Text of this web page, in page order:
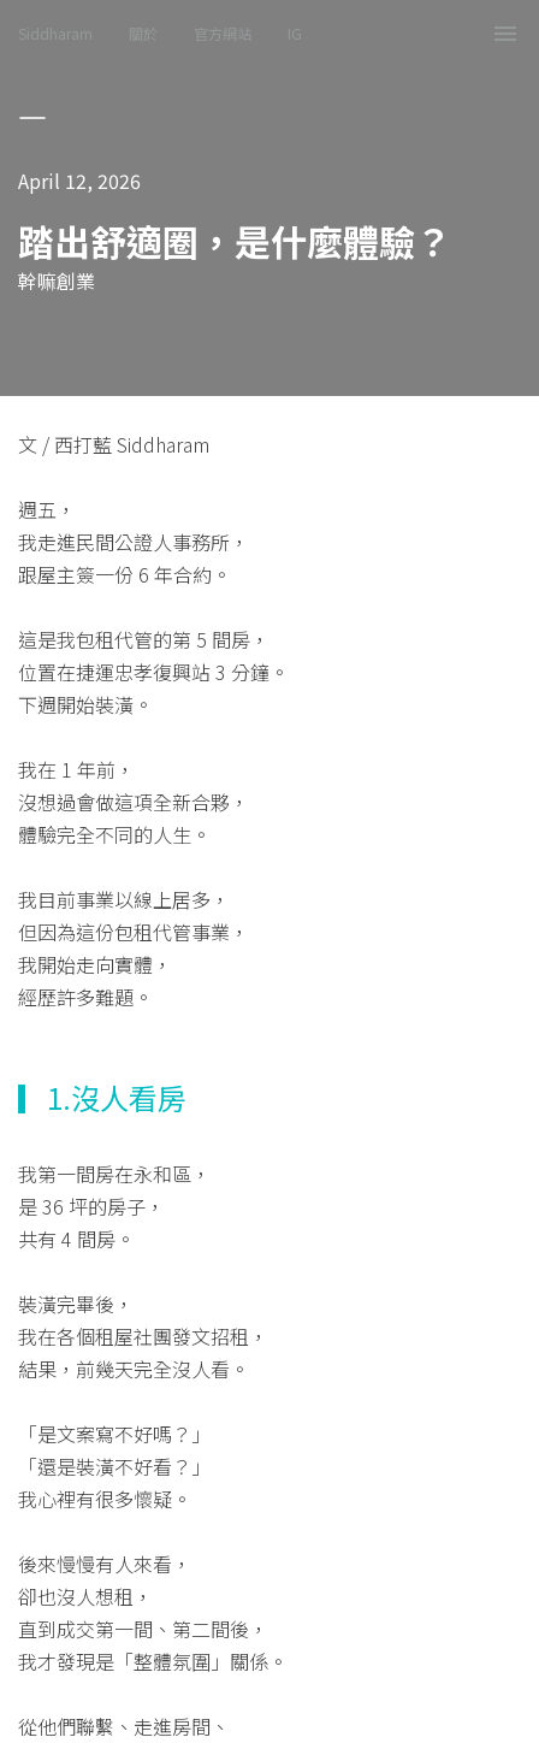
Siddharam 關於 官方網站 IG
April 12, 2026
踏出舒適圈，是什麼體驗？
幹嘛創業
文 / 西打藍 Siddharam
週五，
我走進民間公證人事務所，
跟屋主簽一份 6 年合約。
這是我包租代管的第 5 間房，
位置在捷運忠孝復興站 3 分鐘。
下週開始裝潢。
我在 1 年前，
沒想過會做這項全新合夥，
體驗完全不同的人生。
我目前事業以線上居多，
但因為這份包租代管事業，
我開始走向實體，
經歷許多難題。
▎1.沒人看房
我第一間房在永和區，
是 36 坪的房子，
共有 4 間房。
裝潢完畢後，
我在各個租屋社團發文招租，
結果，前幾天完全沒人看。
「是文案寫不好嗎？」
「還是裝潢不好看？」
我心裡有很多懷疑。
後來慢慢有人來看，
卻也沒人想租，
直到成交第一間、第二間後，
我才發現是「整體氛圍」關係。
從他們聯繫、走進房間、